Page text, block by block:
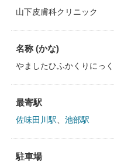
山下皮膚科クリニック
名称 (かな)
やましたひふかくりにっく
最寄駅
佐味田川駅 池部駅
駐車場